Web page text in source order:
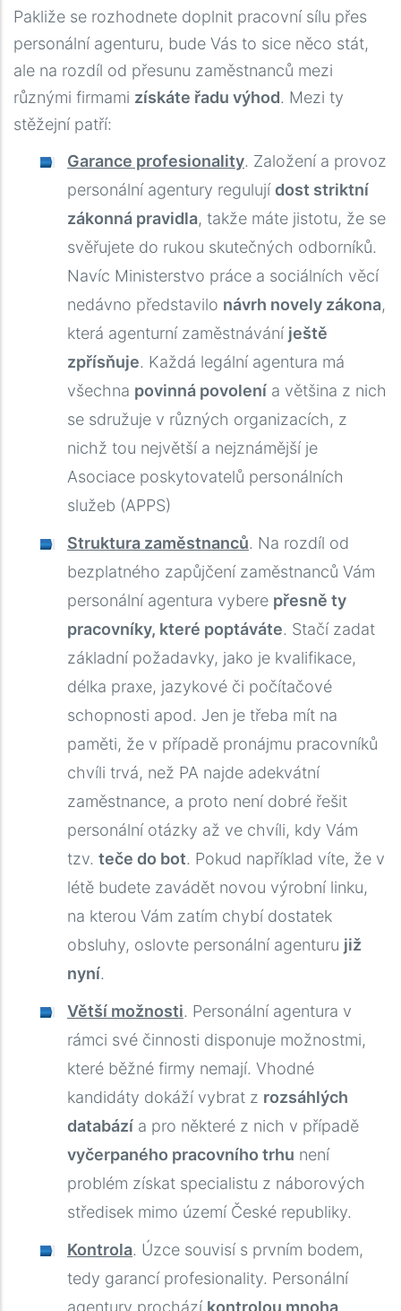
Pakliže se rozhodnete doplnit pracovní sílu přes
personální agenturu, bude Vás to sice něco stát,
ale na rozdíl od přesunu zaměstnanců mezi
různými firmami získáte řadu výhod. Mezi ty
stěžejní patří:
Garance profesionality. Založení a provoz
personální agentury regulujídost striktní
zákonná pravidla, takže máte jistotu, že se
svěřujete do rukou skutečných odborníků.
Navíc Ministerstvo práce a sociálních věcí
nedávno představilo návrh novely zákona,
která agenturní zaměstnávání ještě
zpřísňuje. Každá legální agentura má
všechna povinná povolení a většina z nich
se sdružuje v různých organizacích, z
nichž tou největší a nejznámější je
Asociace poskytovatelů personálních
služeb (APPS)
Struktura zaměstnanců. Na rozdíl od
bezplatného zapůjčení zaměstnanců Vám
personální agentura vybere přesně ty
pracovníky, které poptáváte. Stačí zadat
základní požadavky, jako je kvalifikace,
délka praxe, jazykové či počítačové
schopnosti apod. Jen je třeba mít na
paměti, že v případě pronájmu pracovníků
chvíli trvá, než PA najde adekvátní
zaměstnance, a proto není dobré řešit
personální otázky až ve chvíli, kdy Vám
tzv. teče do bot. Pokud například víte, že v
létě budete zavádět novou výrobní linku,
na kterou Vám zatím chybí dostatek
obsluhy, oslovte personální agenturu již
nyní.
Větší možnosti. Personální agentura v
rámci své činnosti disponuje možnostmi,
které běžné firmy nemají. Vhodné
kandidáty dokáží vybrat z rozsáhlých
databází a pro některé z nich v případě
vyčerpaného pracovního trhu není
problém získat specialistu z náborových
středisek mimo území České republiky.
Kontrola. Úzce souvisí s prvním bodem,
tedy garancí profesionality. Personální
agentury prochází kontrolou mnoha